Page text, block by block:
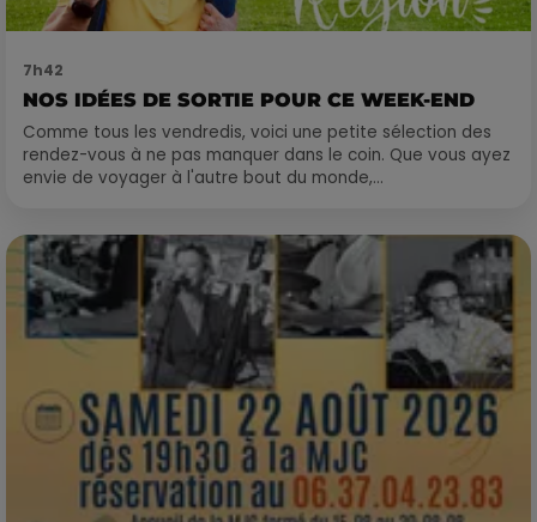
7h42
NOS IDÉES DE SORTIE POUR CE WEEK-END
Comme tous les vendredis, voici une petite sélection des
rendez-vous à ne pas manquer dans le coin. Que vous ayez
envie de voyager à l'autre bout du monde,...